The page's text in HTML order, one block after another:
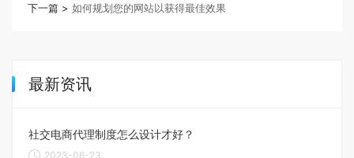
下一篇 > 如何规划您的网站以获得最佳效果
最新资讯
社交电商代理制度怎么设计才好？
2023-06-23